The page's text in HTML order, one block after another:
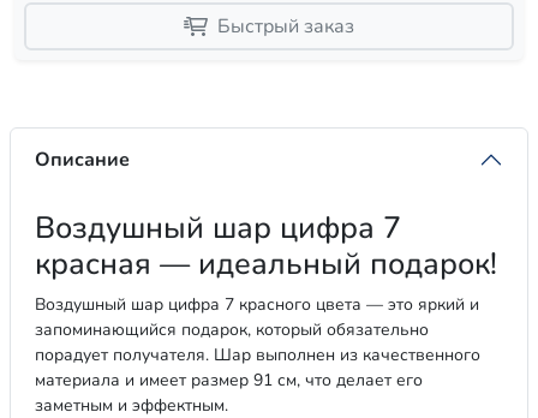
Быстрый заказ
Описание
Воздушный шар цифра 7
красная — идеальный подарок!
Воздушный шар цифра 7 красного цвета — это яркий и
запоминающийся подарок, который обязательно
порадует получателя. Шар выполнен из качественного
материала и имеет размер 91 см, что делает его
заметным и эффектным.